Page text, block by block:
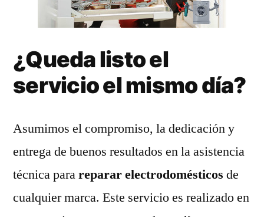
¿Queda listo el
servicio el mismo día?
Asumimos el compromiso, la dedicación y
entrega de buenos resultados en la asistencia
técnica parareparar electrodomésticos de
cualquier marca. Este servicio es realizado en